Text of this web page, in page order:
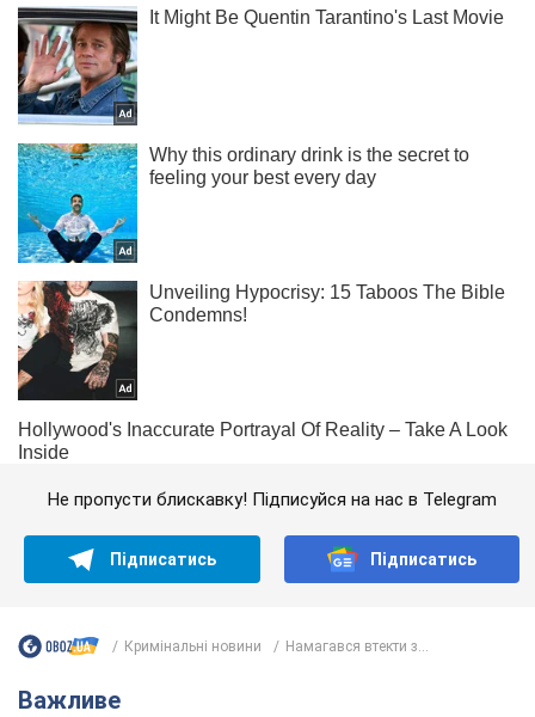
Не пропусти блискавку! Підписуйся на нас в Telegram
Підписатись Підписатись
Кримінальні новини Намагався втекти з...
Важливе